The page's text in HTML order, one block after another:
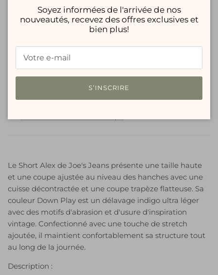
AJOUTER AU PANIER
Plus de moyens de paiement
Le Short Alex de Joe's Jeans présente une taille haute
et une coupe ajustée au niveau des hanches avec une
cuisse décontractée et une coupe trapèze flatteuse. Sa
couleur Down Play est un délavage indigo ultra léger
avec des motifs d'abrasion et d'usure d'inspiration
vintage. Confectionné avec une touche de stretch
ajoutée, il maintient confortablement sa structure tout
au long de la journée.
Description :
Soyez informées de l'arrivée de nos
nouveautés, recevez des offres exclusives et
bien plus!
S’INSCRIRE